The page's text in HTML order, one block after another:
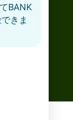
BANK
きま